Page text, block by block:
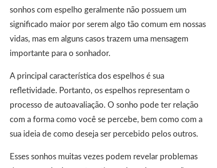
sonhos com espelho geralmente não possuem um
significado maior por serem algo tão comum em nossas
vidas, mas em alguns casos trazem uma mensagem
importante para o sonhador.
A principal característica dos espelhos é sua
refletividade. Portanto, os espelhos representam o
processo de autoavaliação. O sonho pode ter relação
com a forma como você se percebe, bem como com a
sua ideia de como deseja ser percebido pelos outros.
Esses sonhos muitas vezes podem revelar problemas